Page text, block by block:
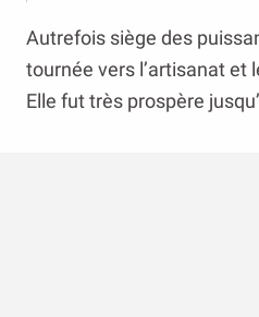
Autrefois siège des
tournée vers l’artisanat et
Elle fut très prospère